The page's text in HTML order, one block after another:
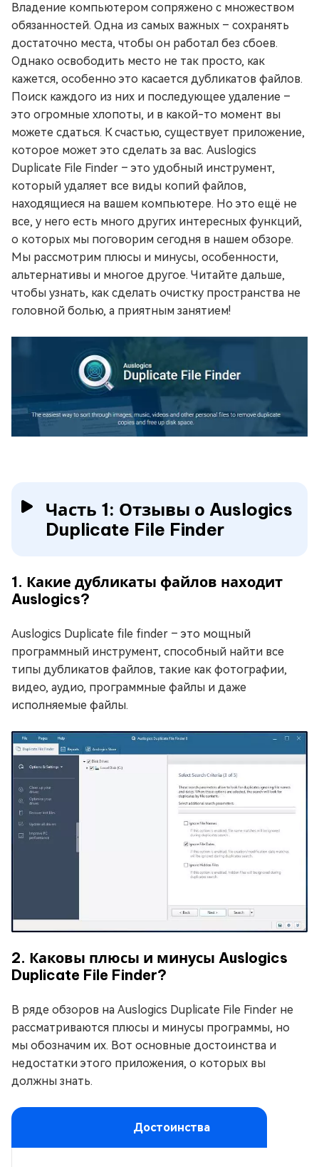
Владение компьютером сопряжено с множеством
обязанностей. Одна из самых важных – сохранять
достаточно места, чтобы он работал без сбоев.
Однако освободить место не так просто, как
кажется, особенно это касается дубликатов файлов.
Поиск каждого из них и последующее удаление –
это огромные хлопоты, и в какой-то момент вы
можете сдаться. К счастью, существует приложение,
которое может это сделать за вас. Auslogics
Duplicate File Finder – это удобный инструмент,
который удаляет все виды копий файлов,
находящиеся на вашем компьютере. Но это ещё не
все, у него есть много других интересных функций,
о которых мы поговорим сегодня в нашем обзоре.
Мы рассмотрим плюсы и минусы, особенности,
альтернативы и многое другое. Читайте дальше,
чтобы узнать, как сделать очистку пространства не
головной болью, а приятным занятием!
Часть 1: Отзывы о Auslogics
Duplicate File Finder
1. Какие дубликаты файлов находит
Auslogics?
Auslogics Duplicate file finder – это мощный
программный инструмент, способный найти все
типы дубликатов файлов, такие как фотографии,
видео, аудио, программные файлы и даже
исполняемые файлы.
2. Каковы плюсы и минусы Auslogics
Duplicate File Finder?
В ряде обзоров на Auslogics Duplicate File Finder не
рассматриваются плюсы и минусы программы, но
мы обозначим их. Вот основные достоинства и
недостатки этого приложения, о которых вы
должны знать.
Достоинства